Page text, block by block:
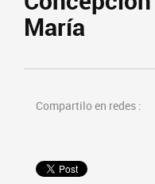
María
Compartilo en redes :